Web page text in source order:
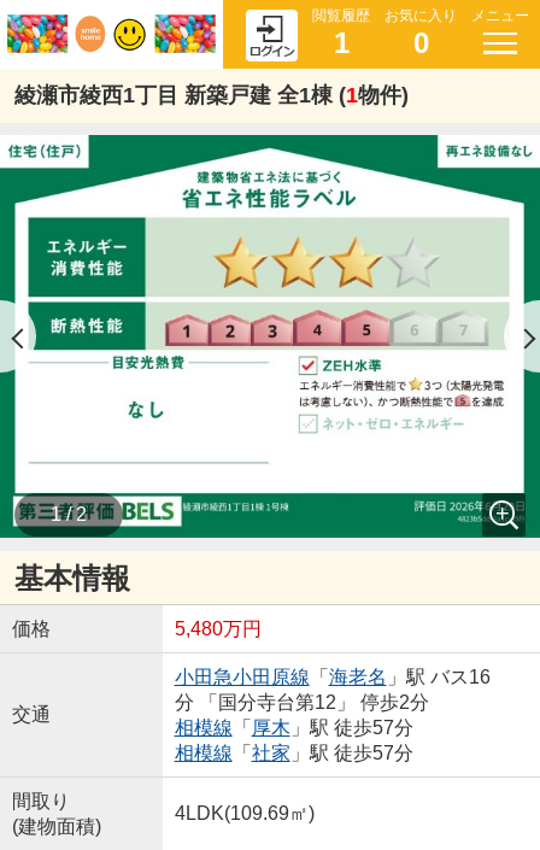
閲覧履歴
1
お気に入り
0
メニュー
綾瀬市綾西1丁目 新築戸建 全1棟 (1物件)
1 / 2
基本情報
価格 5,480万円
交通
小田急小田原線 「 海老名 」駅 バス16
分 「国分寺台第12」 停歩2分
相模線 「 厚木 」駅 徒歩57分
相模線 「 社家 」駅 徒歩57分
間取り
(建物面積)
4LDK(109.69㎡)